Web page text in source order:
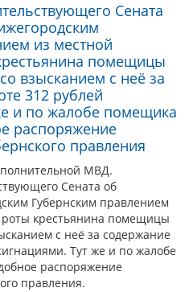
Сената
из местной
помещицы
взысканием с неё за
312 рублей
и по жалобе помещика
распоряжение
правления
МВД.
Сената об
Губернским правлением
роты крестьянина помещицы
с неё за содержание
Тут же и по жалобе
распоряжение
правления.